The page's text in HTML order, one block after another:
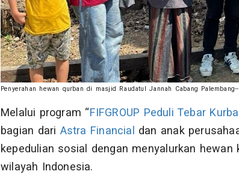
Penyerahan hewan qurban di masjid Raudatul Jannah Cabang Palembang--
Melalui program “FIFGROUP Peduli Tebar
bagian dari Astra Financial dan anak
kepedulian sosial dengan menyalurkan
wilayah Indonesia.